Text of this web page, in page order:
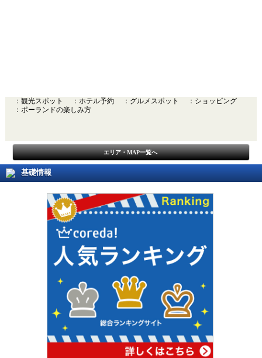
：観光スポット ：ホテル予約 ：グルメスポット
：ショッピング
：ポーランドの楽しみ方
エリア・MAP一覧へ
基礎情報